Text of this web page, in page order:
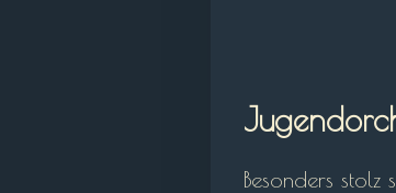
Besonders stolz